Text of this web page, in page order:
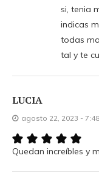
si, tenia
indicas
todas
tal y te
LUCIA
agosto 22, 2023 -
Quedan increíbles y